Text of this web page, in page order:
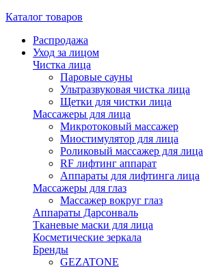
Каталог товаров
Распродажа
Уход за лицом
Чистка лица
Паровые сауны
Ультразвуковая чистка лица
Щетки для чистки лица
Массажеры для лица
Микротоковый массажер
Миостимулятор для лица
Роликовый массажер для лица
RF лифтинг аппарат
Аппараты для лифтинга лица
Массажеры для глаз
Массажер вокруг глаз
Аппараты Дарсонваль
Тканевые маски для лица
Косметические зеркала
Бренды
GEZATONE